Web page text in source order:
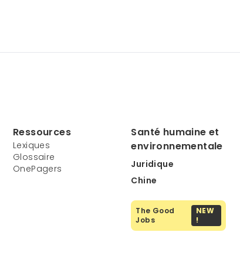
Ressources
Lexiques
Glossaire
OnePagers
Santé humaine et
environnementale
Juridique
Chine
The Good
Jobs
NEW
!